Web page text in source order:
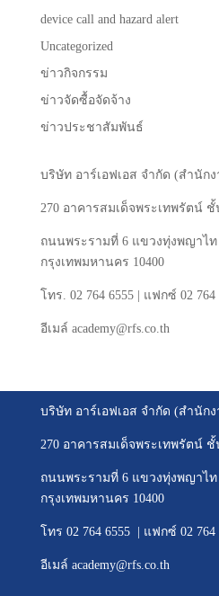
device call and hazard alert
Uncategorized
ข่าวกิจกรรม
ข่าวจัดซื้อจัดจ้าง
ข่าวประชาสัมพันธ์
บริษัท อาร์เอฟเอส จำกัด (สำนัก
270 อาคารสมเด็จพระเทพรัตน์ ชั้
ถนนพระรามที่6 แขวงทุ่งพญาไท
กรุงเทพมหานคร 10400
โทร. 02 764 6555 | แฟกซ์ 02 764
อีเมล์ academy@rfs.co.th
บริษัท อาร์เอฟเอส จำกัด (สำนัก
270 อาคารสมเด็จพระเทพรัตน์
ถนนพระรามที่ 6 แขวงทุ่งพญาไท
กรุงเทพมหานคร 10400
โทร 02 764 6555 | แฟกซ์ 02 764
อีเมล์ academy@rfs.co.th